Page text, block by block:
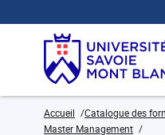
Accueil Catalogue des
Master Management